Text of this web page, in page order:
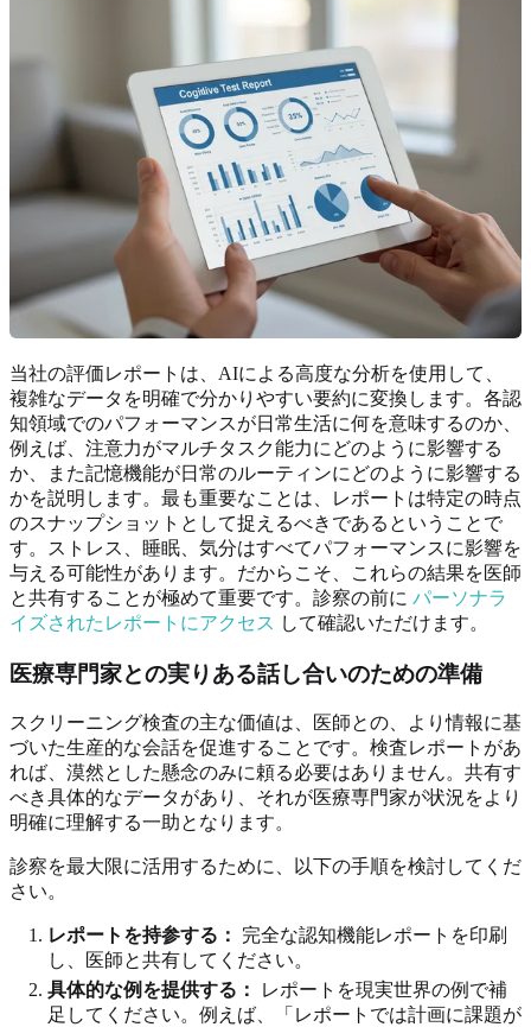
当社の評価レポートは、AIによる高度な分析を使用して、
複雑なデータを明確で分かりやすい要約に変換します。各認
知領域でのパフォーマンスが日常生活に何を意味するのか、
例えば、注意力がマルチタスク能力にどのように影響する
か、また記憶機能が日常のルーティンにどのように影響する
かを説明します。最も重要なことは、レポートは特定の時点
のスナップショットとして捉えるべきであるということで
す。ストレス、睡眠、気分はすべてパフォーマンスに影響を
与える可能性があります。だからこそ、これらの結果を医師
と共有することが極めて重要です。診察の前に パーソナラ
イズされたレポートにアクセス して確認いただけます。
医療専門家との実りある話し合いのための準備
スクリーニング検査の主な価値は、医師との、より情報に基
づいた生産的な会話を促進することです。検査レポートがあ
れば、漠然とした懸念のみに頼る必要はありません。共有す
べき具体的なデータがあり、それが医療専門家が状況をより
明確に理解する一助となります。
診察を最大限に活用するために、以下の手順を検討してくだ
さい。
レポートを持参する：
完全な認知機能レポートを印刷
し、医師と共有してください。
具体的な例を提供する：
レポートを現実世界の例で補
足してください。例えば、「レポートでは計画に課題が